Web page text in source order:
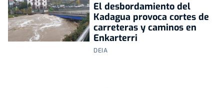
El desbordamiento del
Kadagua provoca cortes de
carreteras y caminos en
Enkarterri
DEIA